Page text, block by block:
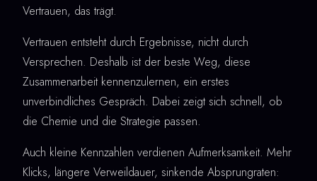
Vertrauen, das trägt.
Vertrauen entsteht durch Ergebnisse, nicht durch
Versprechen. Deshalb ist der beste Weg, diese
Zusammenarbeit kennenzulernen, ein erstes
unverbindliches Gespräch. Dabei zeigt sich schnell, ob
die Chemie und die Strategie passen.
Auch kleine Kennzahlen verdienen Aufmerksamkeit. Mehr
Klicks, längere Verweildauer, sinkende Absprungraten: